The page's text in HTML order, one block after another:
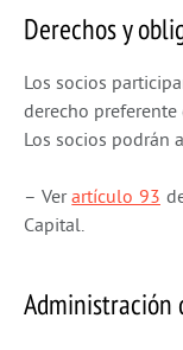
Derechos y
Los socios
derecho
Los socios podrán
– Verartículo 93
Capital.
Administración